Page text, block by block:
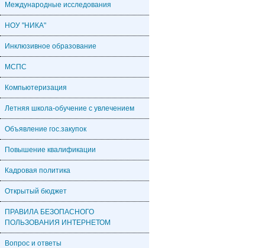
Международные исследования
НОУ "НИКА"
Инклюзивное образование
МСПС
Компьютеризация
Летняя школа-обучение с увлечением
Объявление гос.закупок
Повышение квалификации
Кадровая политика
Открытый бюджет
ПРАВИЛА БЕЗОПАСНОГО
ПОЛЬЗОВАНИЯ ИНТЕРНЕТОМ
Вопрос и ответы